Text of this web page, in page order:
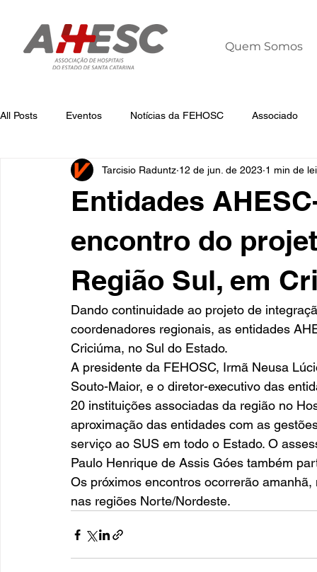
Quem Somos
All Posts Eventos Notícias da FEHOSC Associado
Notícias da AHESC Liderança Dia
Entidades
encontro do
Região Sul, em
Tarcisio Raduntz 12 de jun. de 2023 1 min de
Dando continuidade ao projeto de
coordenadores regionais, as entidades
Criciúma, no Sul do Estado.
A presidente da FEHOSC, Irmã Neusa
Souto-Maior, e o diretor-executivo das
20 instituições associadas da região no
aproximação das entidades com as
serviço ao SUS em todo o Estado. O
Paulo Henrique de Assis Góes também
Os próximos encontros ocorrerão
nas regiões Norte/Nordeste.